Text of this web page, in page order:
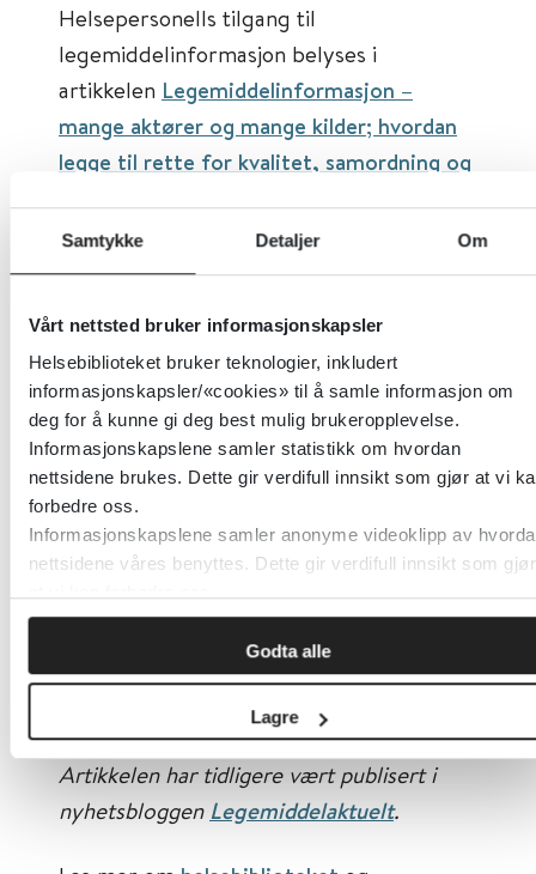
Samtykke Detaljer Om
Vårt nettsted bruker informasjonskapsler
Helsebiblioteket bruker teknologier, inkludert
informasjonskapsler/«cookies» til å samle informasjon om
deg for å kunne gi deg best mulig brukeropplevelse.
Informasjonskapslene samler statistikk om hvordan
nettsidene brukes. Dette gir verdifull innsikt som gjør at vi
forbedre oss.
Informasjonskapslene samler anonyme videoklipp av
nettsidene våres benyttes. Dette gir verdifull innsikt som gjør
Godta alle
Lagre
Helsepersonells tilgang til
legemiddelinformasjon belyses i
artikkelen Legemiddelinformasjon –
mange aktører og mange kilder; hvordan
legge til rette for kvalitet, samordning og
påhttp://www.farmatid.no/
Hvordan finne den gode kunnskapen?
Tilgjengelige kilder for
legemiddelinformasjon
Videre utvikling
Artikkelen er den skriftlige versjonen av
et foredrag som ble holdt
på Farmasidagene 2016.
Artikkelen har tidligere vært publisert i
nyhetsbloggen Legemiddelaktuelt.